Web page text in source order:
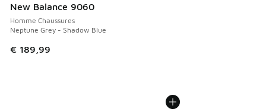
New Balance 9060
Homme Chaussures
Neptune Grey - Shadow Blue
€ 189,99